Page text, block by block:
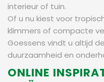
interieur of tuin.
Of u nu kiest voor
klimmers of compacte
Goessens vindt u altijd
duurzaamheid en
ONLINE